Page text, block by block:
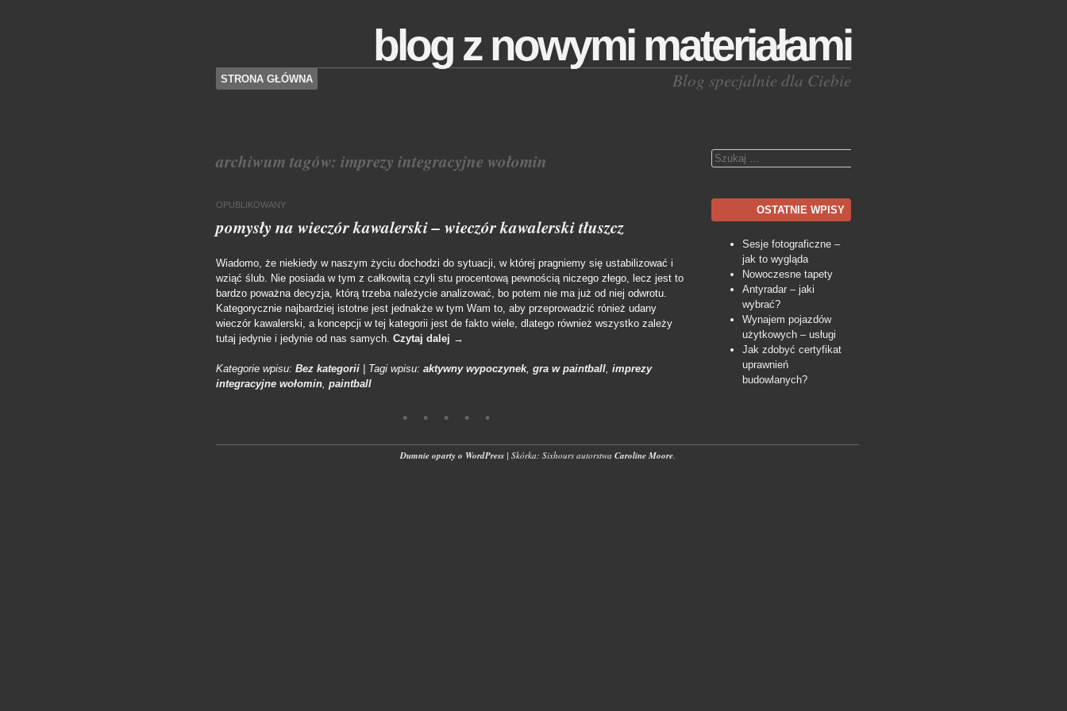
blog z nowymi materiałami
Blog specjalnie dla Ciebie
SKOCZ DO TREŚCI
STRONA GŁÓWNA
archiwum tagów: imprezy integracyjne wołomin
OPUBLIKOWANY
pomysły na wieczór kawalerski – wieczór kawalerski tłuszcz
Wiadomo, że niekiedy w naszym życiu dochodzi do sytuacji, w której pragniemy się ustabilizować i
wziąć ślub. Nie posiada w tym z całkowitą czyli stu procentową pewnością niczego złego, lecz jest to
bardzo poważna decyzja, którą trzeba należycie analizować, bo potem nie ma już od niej odwrotu.
Kategorycznie najbardziej istotne jest jednakże w tym Wam to, aby przeprowadzić rónież udany
wieczór kawalerski, a koncepcji w tej kategorii jest de fakto wiele, dlatego również wszystko zależy
tutaj jedynie i jedynie od nas samych. Czytaj dalej →
Kategorie wpisu: Bez kategorii Tagi wpisu: aktywny wypoczynek, gra w paintball, imprezy
integracyjne wołomin, paintball
Szukaj
OSTATNIE WPISY
Sesje fotograficzne –
jak to wygląda
Nowoczesne tapety
Antyradar – jaki
wybrać?
Wynajem pojazdów
użytkowych – usługi
Jak zdobyć certyfikat
uprawnień
budowlanych?
Dumnie oparty o WordPress | Skórka: Sixhours autorstwa Caroline Moore.